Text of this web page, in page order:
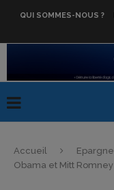
QUI SOMMES-NOUS ?
Accueil Epargne
Obama et Mitt Romney